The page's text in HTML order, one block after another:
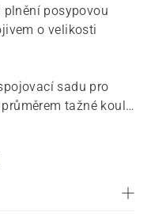
posypovou
o velikosti
sadu pro